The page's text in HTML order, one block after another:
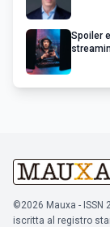
Spoiler
©2026 Mauxa -
iscritta al registro